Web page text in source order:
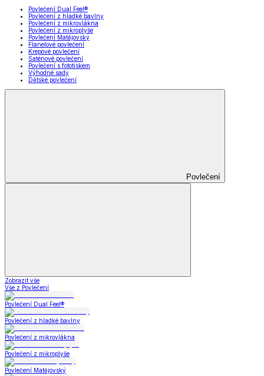
Povlečení Dual Feel®
Povlečení z hladké bavlny
Povlečení z mikrovlákna
Povlečení z mikroplyše
Povlečení Matějovský
Flanelové povlečení
Krepové povlečení
Saténové povlečení
Povlečení s fototiskem
Výhodné sady
Dětské povlečení
Povlečení
Zobrazit vše
Vše z Povlečení
Povlečení Dual Feel®
Povlečení z hladké bavlny
Povlečení z mikrovlákna
Povlečení z mikroplyše
Povlečení Matějovský